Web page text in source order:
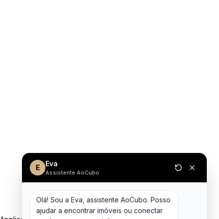
E Eva
Assistente AoCubo
Olá! Sou a Eva, assistente AoCubo. Posso
ajudar a encontrar imóveis ou conectar